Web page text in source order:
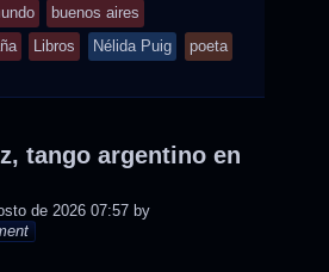
buenos aires
Libros Nélida Puig
poeta
tango argentino en
de 2026 07:57 by